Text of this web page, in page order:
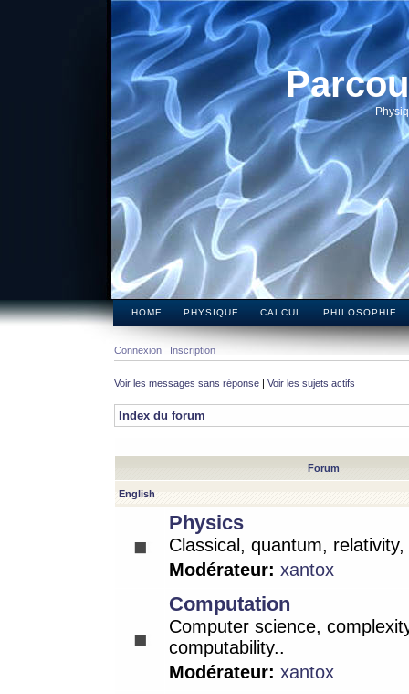
HOME PHYSIQUE CALCUL PHILOSOPHIE
Connexion Inscription
Voir les messages sans réponse | Voir les sujets actifs
Index du forum
Forum
English
Physics
Classical, quantum,
Modérateur: xantox
Computation
Computer science,
computability..
Modérateur: xantox